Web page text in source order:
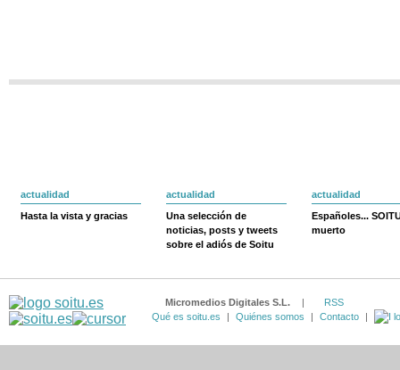
actualidad
Hasta la vista y gracias
actualidad
Una selección de
noticias, posts y tweets
sobre el adiós de Soitu
actualidad
Españoles...
muerto
Micromedios Digitales S.L. |
RSS
Qué es soitu.es
| Quiénes somos | Contacto |